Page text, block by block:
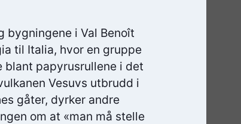
bygningene i Val Benoît
til Italia, hvor en gruppe
papyrusrullene i det
Vesuvs utbrudd i
gåter, dyrker andre
om at «man må stelle